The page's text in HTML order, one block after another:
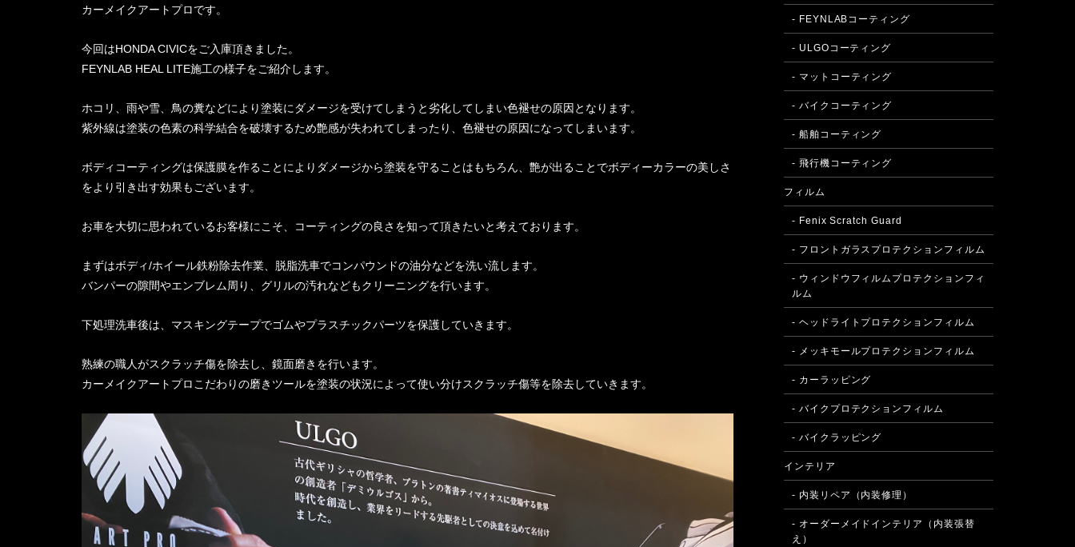
カーメイクアートプロです。
今回はHONDA CIVICをご入庫頂きました。
FEYNLAB HEAL LITE施工の様子をご紹介します。
ホコリ、雨や雪、鳥の糞などにより塗装にダメージを受けてしまうと劣化してしまい色褪せの原因となります。
紫外線は塗装の色素の科学結合を破壊するため艶感が失われてしまったり、色褪せの原因になってしまいます。
ボディコーティングは保護膜を作ることによりダメージから塗装を守ることはもちろん、艶が出ることでボディーカラーの美しさ
をより引き出す効果もございます。
お車を大切に思われているお客様にこそ、コーティングの良さを知って頂きたいと考えております。
まずはボディ/ホイール鉄粉除去作業、脱脂洗車でコンパウンドの油分などを洗い流します。
バンパーの隙間やエンブレム周り、グリルの汚れなどもクリーニングを行います。
下処理洗車後は、マスキングテープでゴムやプラスチックパーツを保護していきます。
熟練の職人がスクラッチ傷を除去し、鏡面磨きを行います。
カーメイクアートプロこだわりの磨きツールを塗装の状況によって使い分けスクラッチ傷等を除去していきます。
- FEYNLABコーティング
- ULGOコーティング
- マットコーティング
- バイクコーティング
- 船舶コーティング
- 飛行機コーティング
フィルム
- Fenix Scratch Guard
- フロントガラスプロテクションフィルム
- ウィンドウフィルムプロテクションフィ
ルム
- ヘッドライトプロテクションフィルム
- メッキモールプロテクションフィルム
- カーラッピング
- バイクプロテクションフィルム
- バイクラッピング
インテリア
- 内装リペア（内装修理）
- オーダーメイドインテリア（内装張替
え）